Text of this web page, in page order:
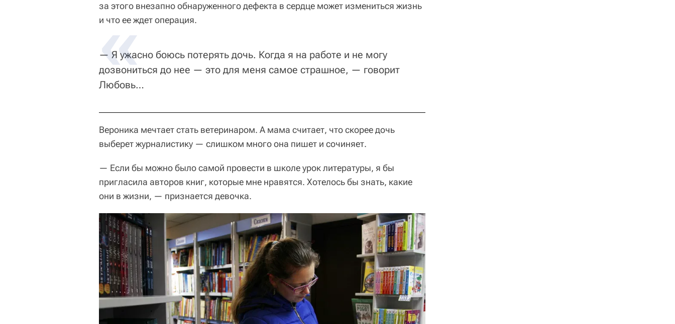
за этого внезапно обнаруженного дефекта в сердце может измениться жизнь
и что ее ждет операция.
— Я ужасно боюсь потерять дочь. Когда я на работе и не могу
дозвониться до нее — это для меня самое страшное, — говорит
Любовь…
Вероника мечтает стать ветеринаром. А мама считает, что скорее дочь
выберет журналистику — слишком много она пишет и сочиняет.
— Если бы можно было самой провести в школе урок литературы, я бы
пригласила авторов книг, которые мне нравятся. Хотелось бы знать, какие
они в жизни, — признается девочка.